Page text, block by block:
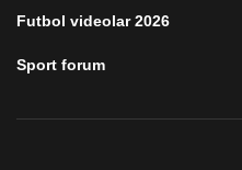
Futbol videolar 2026
Sport forum